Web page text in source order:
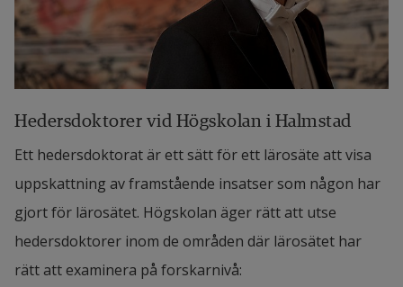
Hedersdoktorer vid Högskolan i Halmstad
Ett hedersdoktorat är ett sätt för ett lärosäte att visa
uppskattning av framstående insatser som någon har
gjort för lärosätet. Högskolan äger rätt att utse
hedersdoktorer inom de områden där lärosätet har
rätt att examinera på forskarnivå: